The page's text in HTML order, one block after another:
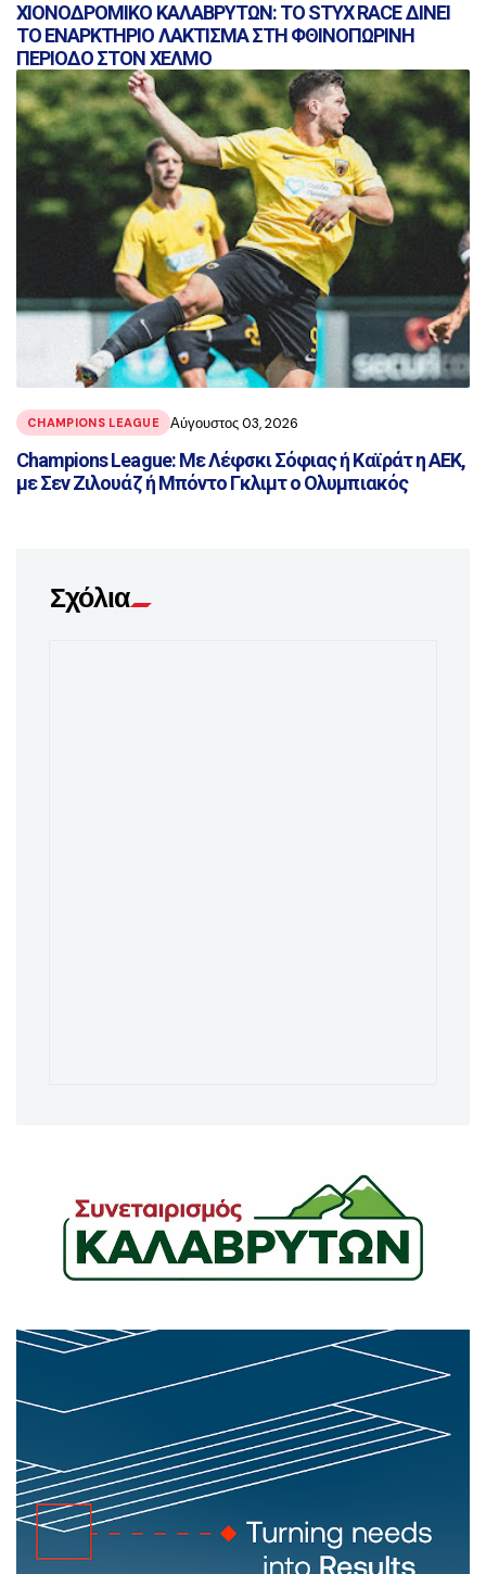
ΧΙΟΝΟΔΡΟΜΙΚΟ ΚΑΛΑΒΡΥΤΩΝ: ΤΟ STYX RACE ΔΙΝΕΙ
ΤΟ ΕΝΑΡΚΤΗΡΙΟ ΛΑΚΤΙΣΜΑ ΣΤΗ ΦΘΙΝΟΠΩΡΙΝΗ
ΠΕΡΙΟΔΟ ΣΤΟΝ ΧΕΛΜΟ
CHAMPIONS LEAGUE Αύγουστος 03, 2026
Champions League: Με Λέφσκι Σόφιας ή Καϊράτ η ΑΕΚ,
με Σεν Ζιλουάζ ή Μπόντο Γκλιμτ ο Ολυμπιακός
Σχόλια